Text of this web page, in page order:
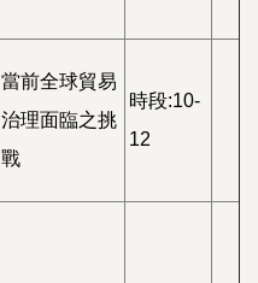
當前全球貿易
治理面臨之挑
戰
時段:10-
12